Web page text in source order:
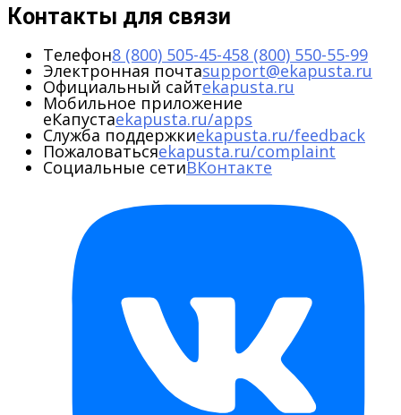
Контакты для связи
Телефон8 (800) 505-45-458 (800) 550-55-99
Электронная почтаsupport@ekapusta.ru
Официальный сайтekapusta.ru
Мобильное приложение
еКапустаekapusta.ru/apps
Служба поддержкиekapusta.ru/feedback
Пожаловатьсяekapusta.ru/complaint
Социальные сетиВКонтакте